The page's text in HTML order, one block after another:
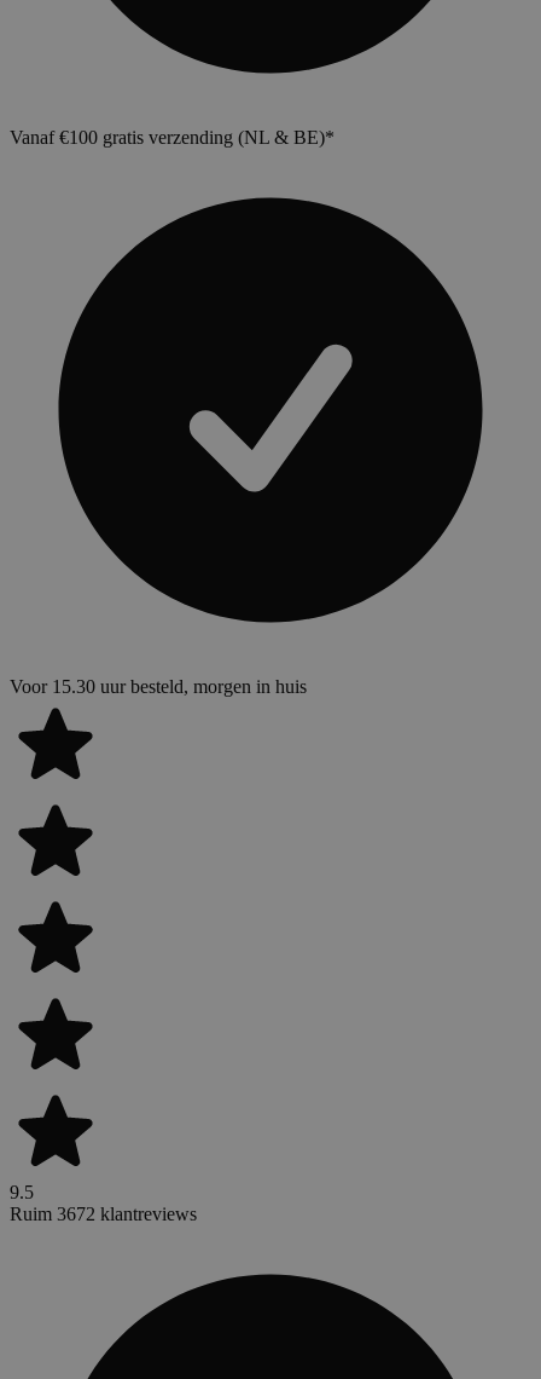
Vanaf €100 gratis verzending (NL & BE)*
Voor 15.30 uur besteld, morgen in huis
9.5
Ruim 3672 klantreviews